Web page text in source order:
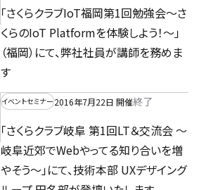
「さくらクラブIoT福岡第1回勉強会～さ
くらのIoT Platformを体験しよう！～」
（福岡）にて、弊社社員が講師を務めま
す
イベントセミナー2016年7月22日 開催終了
「さくらクラブ岐阜 第1回LT＆交流会 ～
岐阜近郊でWebやってる知り合いを増
やそう～」にて、技術本部 UXデザイング